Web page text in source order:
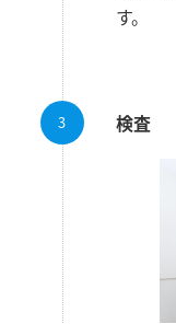
す。
検査